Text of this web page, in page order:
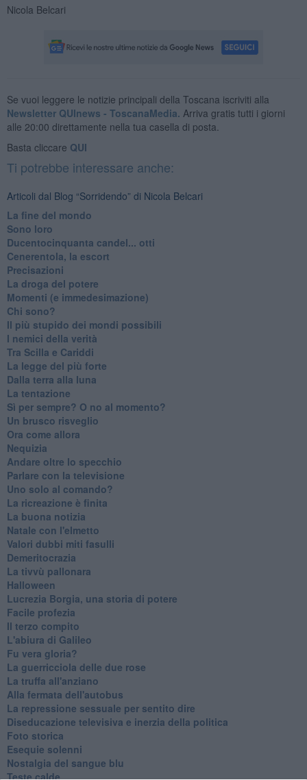
Nicola Belcari
Se vuoi leggere le notizie principali della Toscana iscriviti alla
Newsletter QUInews - ToscanaMedia. Arriva gratis tutti i giorni
alle 20:00 direttamente nella tua casella di posta.
Basta cliccare QUI
Ti potrebbe interessare anche:
Articoli dal Blog “Sorridendo” di Nicola Belcari
La fine del mondo
Sono loro
Ducentocinquanta candel... otti
Cenerentola, la escort
Precisazioni
La droga del potere
Momenti (e immedesimazione)
Chi sono?
Il più stupido dei mondi possibili
I nemici della verità
Tra Scilla e Cariddi
La legge del più forte
Dalla terra alla luna
La tentazione
​Sì per sempre? O no al momento?
Un brusco risveglio
Ora come allora
Nequizia
Andare oltre lo specchio
Parlare con la televisione
Uno solo al comando?
La ricreazione è finita
La buona notizia
Natale con l'elmetto
Valori dubbi miti fasulli
Demeritocrazia
La tivvù pallonara
Halloween
​Lucrezia Borgia, una storia di potere
Facile profezia
Il terzo compito
L'abiura di Galileo
Fu vera gloria?
La guerricciola delle due rose
La truffa all'anziano
Alla fermata dell'autobus
La repressione sessuale per sentito dire
Diseducazione televisiva e inerzia della politica
Foto storica
Esequie solenni
Nostalgia del sangue blu
Teste calde